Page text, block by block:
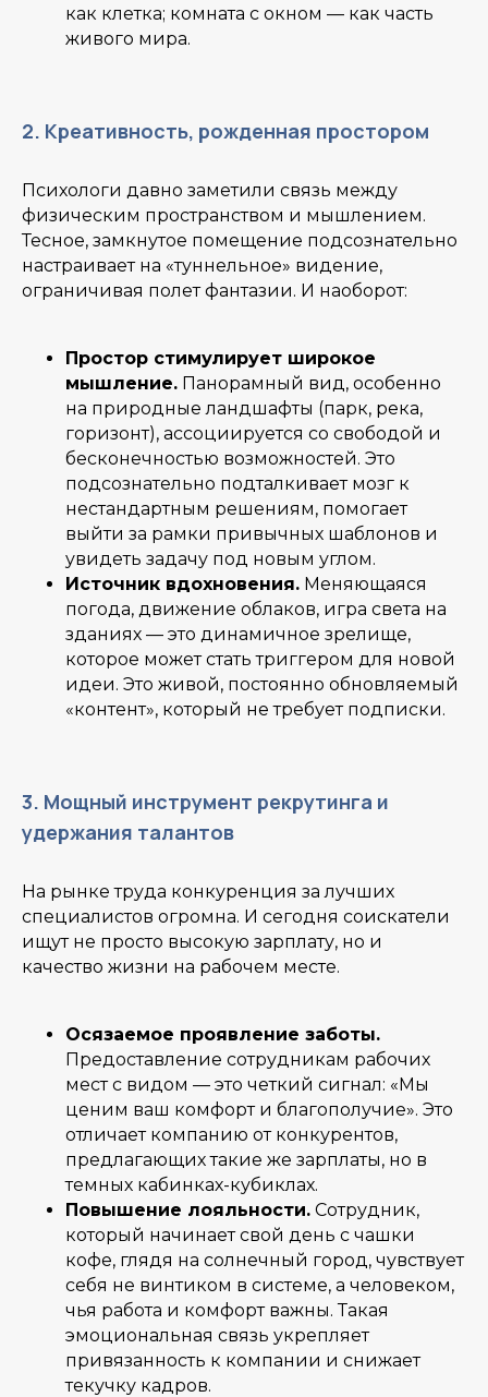
как клетка; комната с окном — как часть
живого мира.
2. Креативность, рожденная простором
Психологи давно заметили связь между
физическим пространством и мышлением.
Тесное, замкнутое помещение подсознательно
настраивает на «туннельное» видение,
ограничивая полет фантазии. И наоборот:
Простор стимулирует широкое
мышление. Панорамный вид, особенно
на природные ландшафты (парк, река,
горизонт), ассоциируется со свободой и
бесконечностью возможностей. Это
подсознательно подталкивает мозг к
нестандартным решениям, помогает
выйти за рамки привычных шаблонов и
увидеть задачу под новым углом.
Источник вдохновения. Меняющаяся
погода, движение облаков, игра света на
зданиях — это динамичное зрелище,
которое может стать триггером для новой
идеи. Это живой, постоянно обновляемый
«контент», который не требует подписки.
3. Мощный инструмент рекрутинга и
удержания талантов
На рынке труда конкуренция за лучших
специалистов огромна. И сегодня соискатели
ищут не просто высокую зарплату, но и
качество жизни на рабочем месте.
Осязаемое проявление заботы.
Предоставление сотрудникам рабочих
мест с видом — это четкий сигнал: «Мы
ценим ваш комфорт и благополучие». Это
отличает компанию от конкурентов,
предлагающих такие же зарплаты, но в
темных кабинках-кубиклах.
Повышение лояльности. Сотрудник,
который начинает свой день с чашки
кофе, глядя на солнечный город, чувствует
себя не винтиком в системе, а человеком,
чья работа и комфорт важны. Такая
эмоциональная связь укрепляет
привязанность к компании и снижает
текучку кадров.